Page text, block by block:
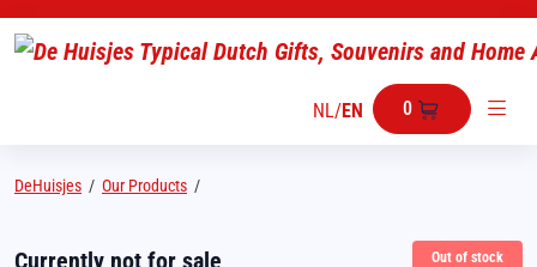
NL/EN 0
DeHuisjes / Our Products /
Currently not for sale Out of stock